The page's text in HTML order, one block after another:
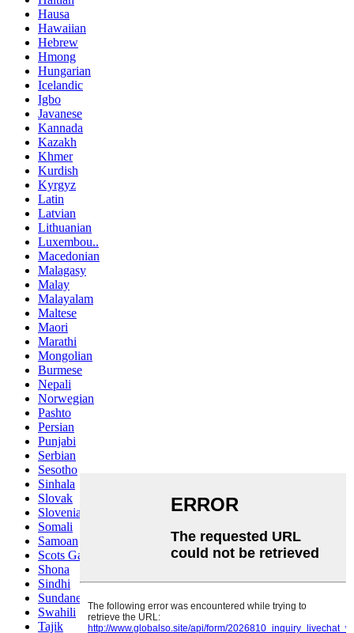
Hausa
Hawaiian
Hebrew
Hmong
Hungarian
Icelandic
Igbo
Javanese
Kannada
Kazakh
Khmer
Kurdish
Kyrgyz
Latin
Latvian
Lithuanian
Luxembou..
Macedonian
Malagasy
Malay
Malayalam
Maltese
Maori
Marathi
Mongolian
Burmese
Nepali
Norwegian
Pashto
Persian
Punjabi
Serbian
Sesotho
Sinhala
Slovak
Slovenian
Somali
Samoan
Scots Gaelic
Shona
Sindhi
Sundanese
Swahili
Tajik